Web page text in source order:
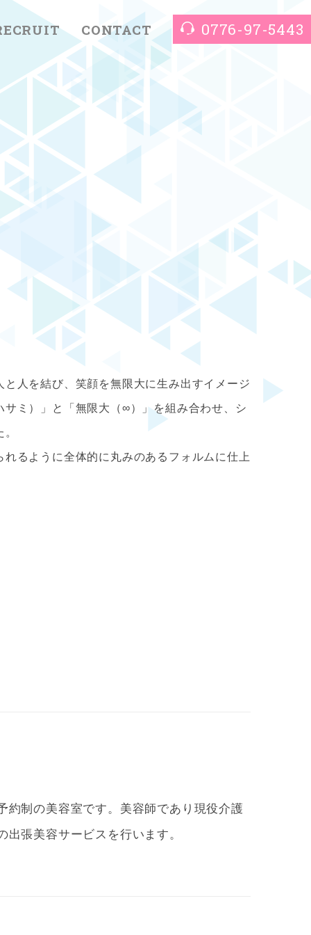
CONTACT 0776-97-5443
と人を結び、笑顔を無限大に生み出すイメージ
サミ）」と「無限大（∞）」を組み合わせ、シ
れるように全体的に丸みのあるフォルムに仕上
約制の美容室です。美容師であり現役介護
張美容サービスを行います。